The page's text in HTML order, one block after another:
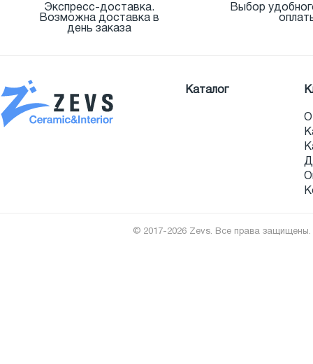
Экспресс-доставка.
Возможна доставка в
день заказа
Выбор
Каталог
О
© 2017-2026 Zevs. Все права